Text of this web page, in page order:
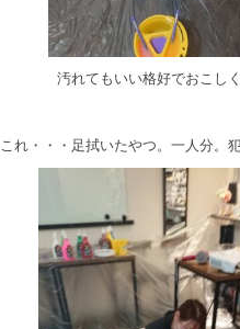
汚れてもいい格好でおこし
これ・・・足拭いたやつ。一人分。